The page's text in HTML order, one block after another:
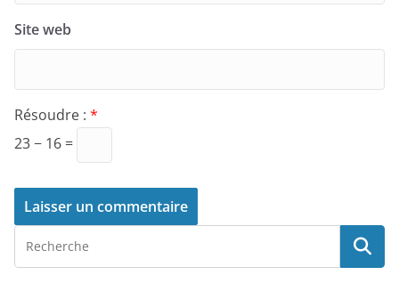
Site web
Résoudre : *
23 − 16 =